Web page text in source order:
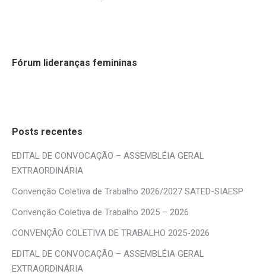
Fórum lideranças femininas
Posts recentes
EDITAL DE CONVOCAÇÃO – ASSEMBLÉIA GERAL
EXTRAORDINÁRIA
Convenção Coletiva de Trabalho 2026/2027 SATED-SIAESP
Convenção Coletiva de Trabalho 2025 – 2026
CONVENÇÃO COLETIVA DE TRABALHO 2025-2026
EDITAL DE CONVOCAÇÃO – ASSEMBLÉIA GERAL
EXTRAORDINÁRIA